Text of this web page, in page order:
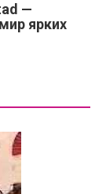
—
ярких